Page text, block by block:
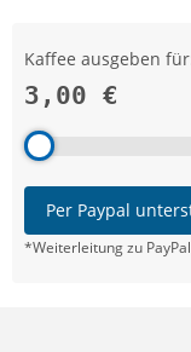
Kaffee ausgeben
3,00 €
Per Paypal
*Weiterleitung zu